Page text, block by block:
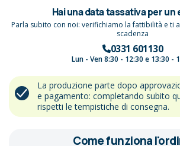
Hai una data tassativa per un
Parla subito con noi: verifichiamo la fattibilità e ti
scadenza
0331 601130
Lun - Ven 8:30 - 12:30 e 13:30 -
La produzione parte dopo
e pagamento: completando subito
rispetti le tempistiche di consegna.
Come funziona